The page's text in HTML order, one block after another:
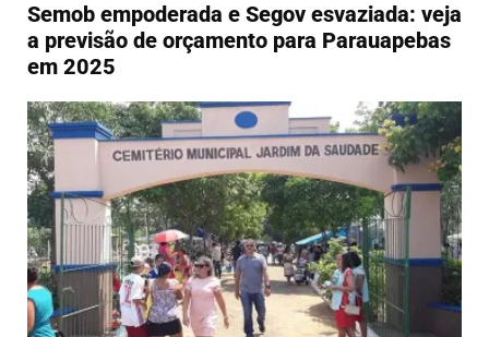
Semob empoderada e Segov esvaziada: veja
a previsão de orçamento para Parauapebas
em 2025